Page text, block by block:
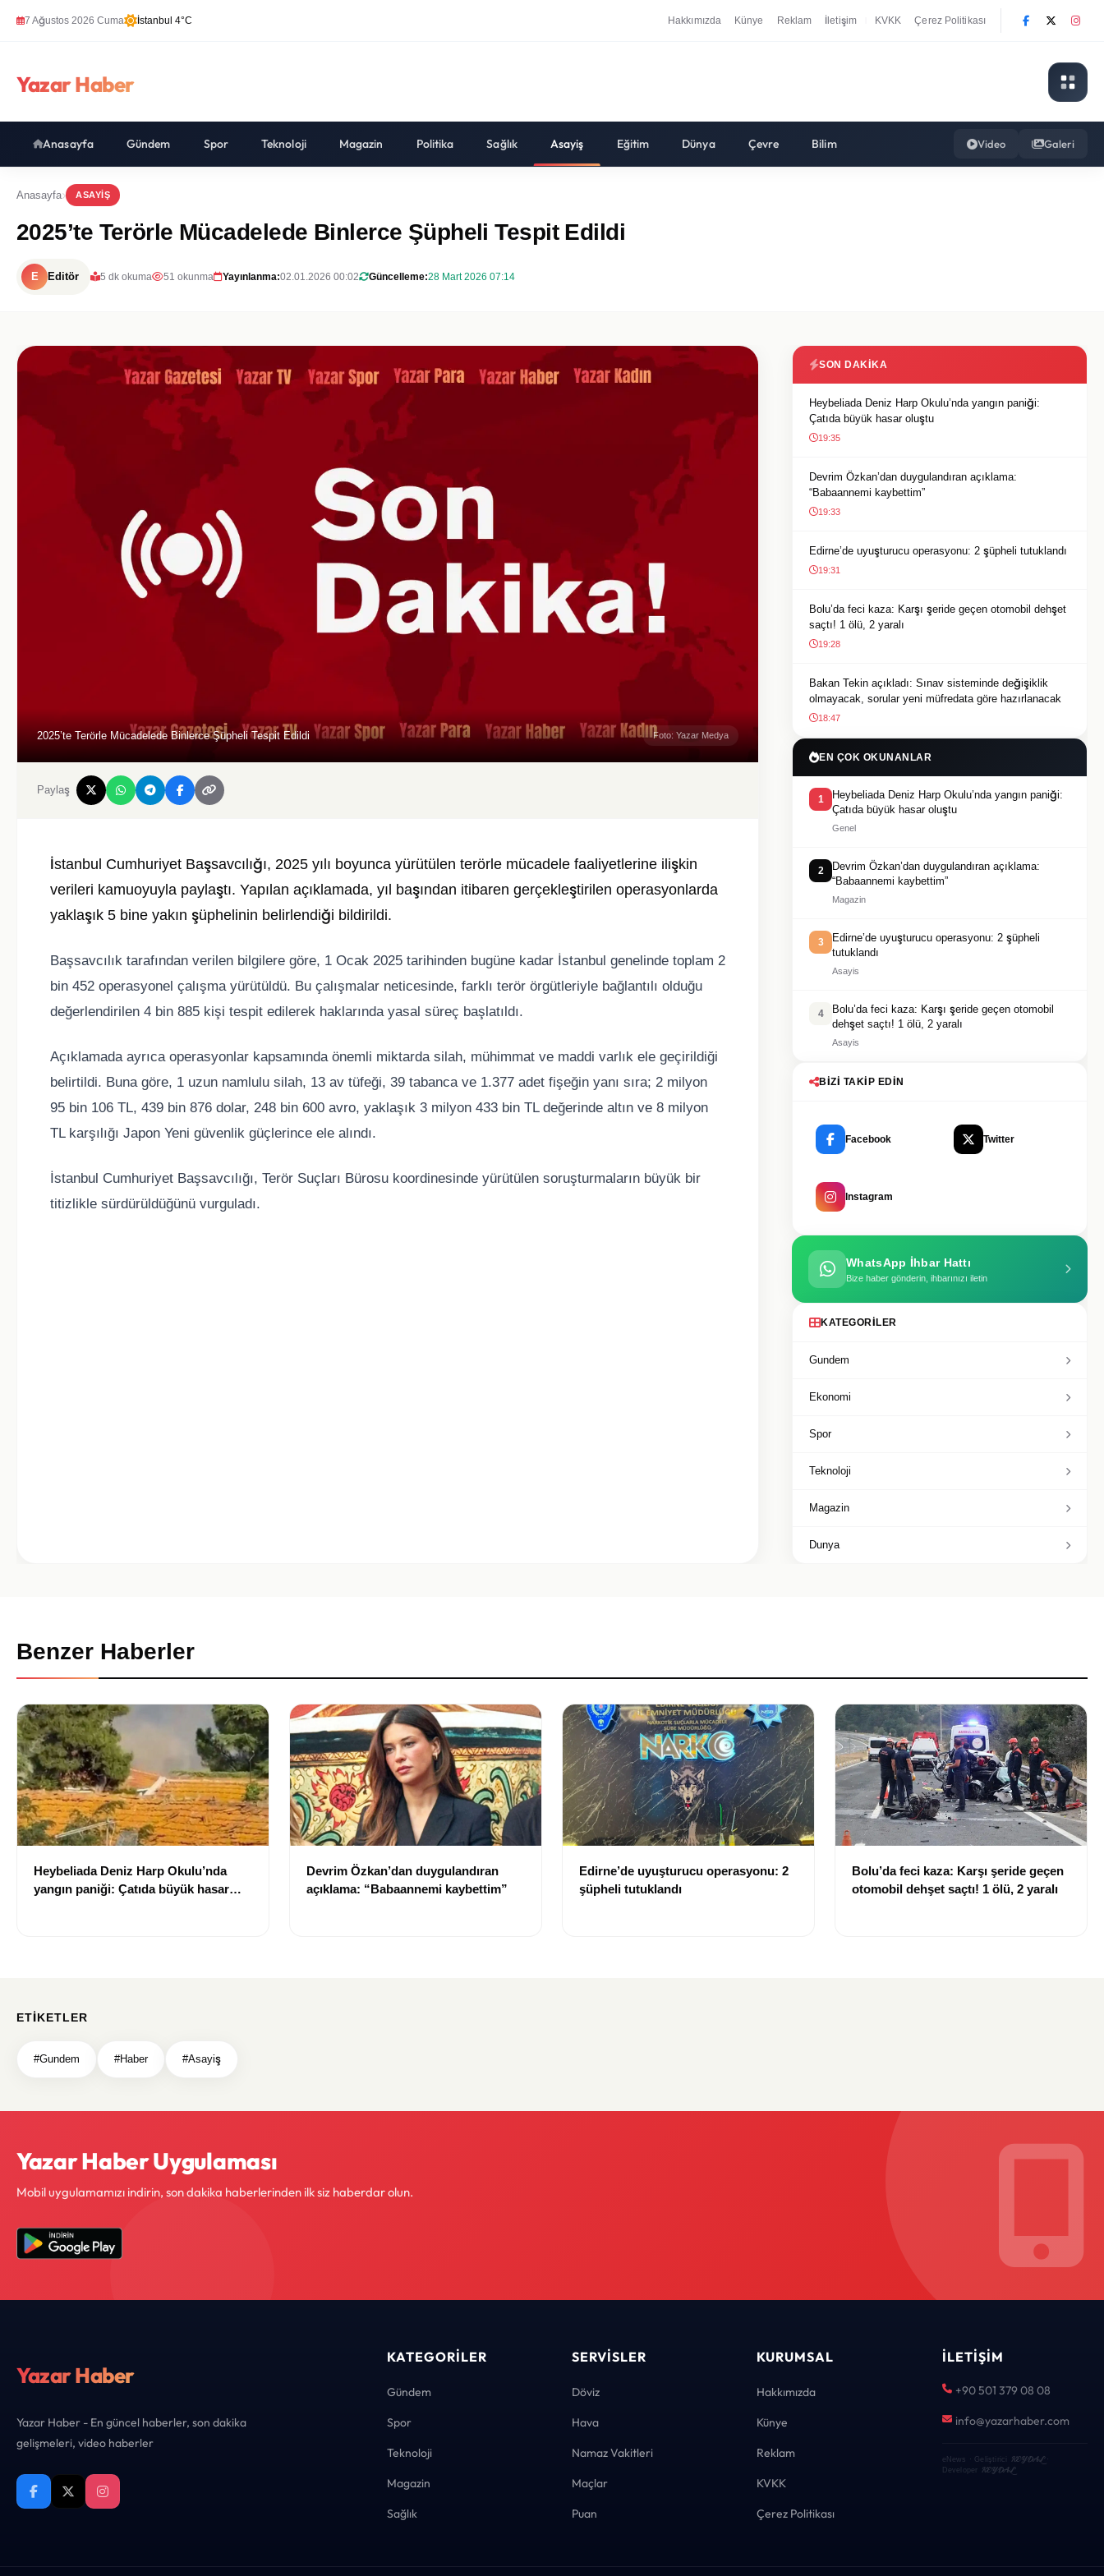
7 Ağustos 2026 Cuma İstanbul 4°C Hakkımızda Künye Reklam İletişim KVKK Çerez Politikası
Yazar Haber
Anasayfa Gündem Spor Teknoloji Magazin Politika Sağlık Asayiş Eğitim Dünya Çevre Bilim Video Galeri
Anasayfa ASAYIŞ
2025’te Terörle Mücadelede Binlerce Şüpheli Tespit Edildi
E Editör 5 dk okuma 51 okunma Yayınlanma:02.01.2026 00:02 Güncelleme:28 Mart 2026 07:14
2025’te Terörle Mücadelede Binlerce Şüpheli Tespit Edildi Foto: Yazar Medya
Paylaş
İstanbul Cumhuriyet Başsavcılığı, 2025 yılı boyunca yürütülen terörle mücadele faaliyetlerine ilişkin
verileri kamuoyuyla paylaştı. Yapılan açıklamada, yıl başından itibaren gerçekleştirilen operasyonlarda
yaklaşık 5 bine yakın şüphelinin belirlendiği bildirildi.
Başsavcılık tarafından verilen bilgilere göre, 1 Ocak 2025 tarihinden bugüne kadar İstanbul genelinde toplam 2
bin 452 operasyonel çalışma yürütüldü. Bu çalışmalar neticesinde, farklı terör örgütleriyle bağlantılı olduğu
değerlendirilen 4 bin 885 kişi tespit edilerek haklarında yasal süreç başlatıldı.
Açıklamada ayrıca operasyonlar kapsamında önemli miktarda silah, mühimmat ve maddi varlık ele geçirildiği
belirtildi. Buna göre, 1 uzun namlulu silah, 13 av tüfeği, 39 tabanca ve 1.377 adet fişeğin yanı sıra; 2 milyon
95 bin 106 TL, 439 bin 876 dolar, 248 bin 600 avro, yaklaşık 3 milyon 433 bin TL değerinde altın ve 8 milyon
TL karşılığı Japon Yeni güvenlik güçlerince ele alındı.
İstanbul Cumhuriyet Başsavcılığı, Terör Suçları Bürosu koordinesinde yürütülen soruşturmaların büyük bir
titizlikle sürdürüldüğünü vurguladı.
SON DAKIKA
Heybeliada Deniz Harp Okulu’nda yangın paniği:
Çatıda büyük hasar oluştu
19:35
Devrim Özkan’dan duygulandıran açıklama:
“Babaannemi kaybettim”
19:33
Edirne’de uyuşturucu operasyonu: 2 şüpheli tutuklandı
19:31
Bolu’da feci kaza: Karşı şeride geçen otomobil dehşet
saçtı! 1 ölü, 2 yaralı
19:28
Bakan Tekin açıkladı: Sınav sisteminde değişiklik
olmayacak, sorular yeni müfredata göre hazırlanacak
18:47
EN ÇOK OKUNANLAR
1
Heybeliada Deniz Harp Okulu’nda yangın paniği:
Çatıda büyük hasar oluştu
Genel
2
Devrim Özkan’dan duygulandıran açıklama:
“Babaannemi kaybettim”
Magazin
3
Edirne’de uyuşturucu operasyonu: 2 şüpheli
tutuklandı
Asayis
4
Bolu’da feci kaza: Karşı şeride geçen otomobil
dehşet saçtı! 1 ölü, 2 yaralı
Asayis
BIZI TAKIP EDIN
Facebook Twitter
Instagram
WhatsApp İhbar Hattı
Bize haber gönderin, ihbarınızı iletin
KATEGORILER
Gundem
Ekonomi
Spor
Teknoloji
Magazin
Dunya
Benzer Haberler
Heybeliada Deniz Harp Okulu’nda
yangın paniği: Çatıda büyük hasar
Devrim Özkan’dan duygulandıran
açıklama: “Babaannemi kaybettim”
Edirne’de uyuşturucu operasyonu: 2
şüpheli tutuklandı
Bolu’da feci kaza: Karşı şeride geçen
otomobil dehşet saçtı! 1 ölü, 2 yaralı
ETIKETLER
#Gundem #Haber #Asayiş
Yazar Haber Uygulaması
Mobil uygulamamızı indirin, son dakika haberlerinden ilk siz haberdar olun.
Yazar Haber
Yazar Haber - En güncel haberler, son dakika
gelişmeleri, video haberler
KATEGORILER
Gündem
Spor
Teknoloji
Magazin
Sağlık
SERVISLER
Döviz
Hava
Namaz Vakitleri
Maçlar
Puan
KURUMSAL
Hakkımızda
Künye
Reklam
KVKK
Çerez Politikası
İLETIŞIM
+90 501 379 08 08
info@yazarhaber.com
eNews · Geliştirici KEYDAL·
Developer KEYDAL